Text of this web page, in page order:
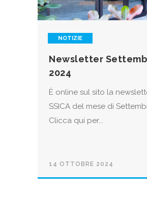
NOTIZIE
Newsletter
2024
È online sul sito la
SSICA del mese di
Clicca qui per...
14 OTTOBRE 2024